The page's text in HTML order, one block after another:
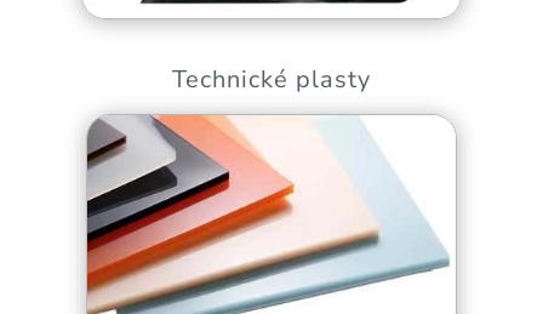
Technické plasty